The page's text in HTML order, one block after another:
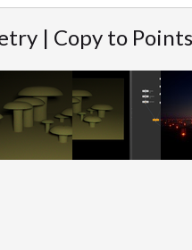
| Copy to Points